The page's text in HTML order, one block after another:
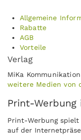
Allgemeine
Rabatte
AGB
Vorteile
Verlag
MiKa
weitere Medien von
Print-Werbung
Print-Werbung
auf der